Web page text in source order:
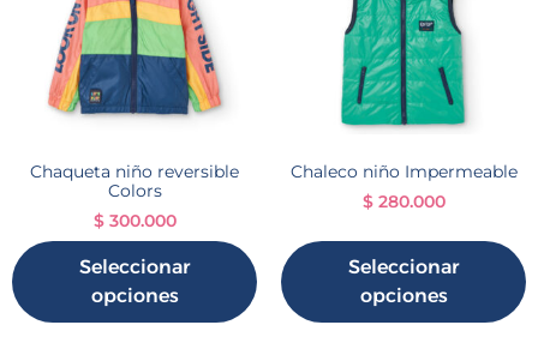
Chaqueta niño reversible
Colors
$300.000
Seleccionar
opciones
Chaleco niño Impermeable
$280.000
Seleccionar
opciones